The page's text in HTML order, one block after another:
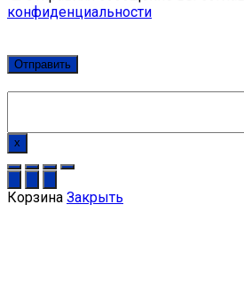
конфиденциальности
x
Корзина Закрыть